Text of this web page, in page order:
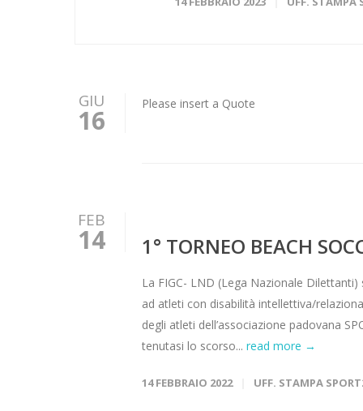
GIU
16
Please insert a Quote
FEB
14 1° TORNEO BEACH
La FIGC- LND (Lega Nazionale
ad atleti con disabilità intellettiva/
degli atleti dell’associazione padovana
tenutasi lo scorso... read more →
14 FEBBRAIO 2022 UFF. STAMPA